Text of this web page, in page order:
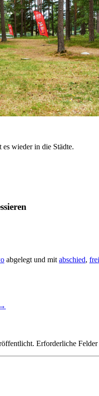
wieder in die Städte.
abgelegt und mit abschied,
→
Erforderliche